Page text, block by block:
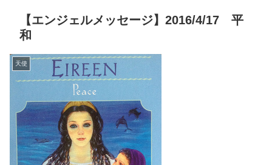
【エンジェルメッセージ】2016/4/17 平
和
天使